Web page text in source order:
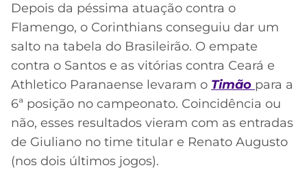
CÓDIGO
DE
INDICAÇÃO
BET365
CÓDIGO
BETANO
MELHORES
APPS
CORINTHIANS
SÃO
PAULO
SANTOS
FLAMENGO
LIBERTADORES
COPA
DO
BRASIL
PREMIER
LEAGUE
MERCADO
DA
BOLA
PALPITES
Acesse o perfil do autor
no Twitter
Depois da péssima atuação contra o
Flamengo, o Corinthians conseguiu dar um
salto na tabela do Brasileirão. O empate
contra o Santos e as vitórias contra Ceará e
Athletico Paranaense levaram o Timão para a
6ª posição no campeonato. Coincidência ou
não, esses resultados vieram com as entradas
de Giuliano no time titular e Renato Augusto
(nos dois últimos jogos).